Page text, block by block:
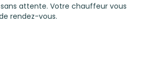
attente. Votre chauffeur vous
rendez-vous.